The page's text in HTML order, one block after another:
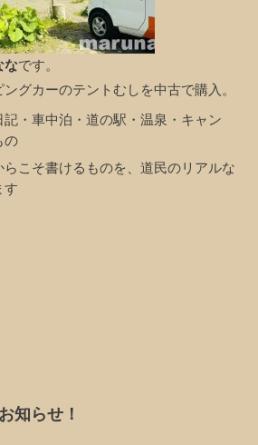
なです。
グカーのテントむしを中古で購入。
・車中泊・道の駅・温泉・キャン
の
こそ書けるものを、道民のリアルな
す
知らせ！